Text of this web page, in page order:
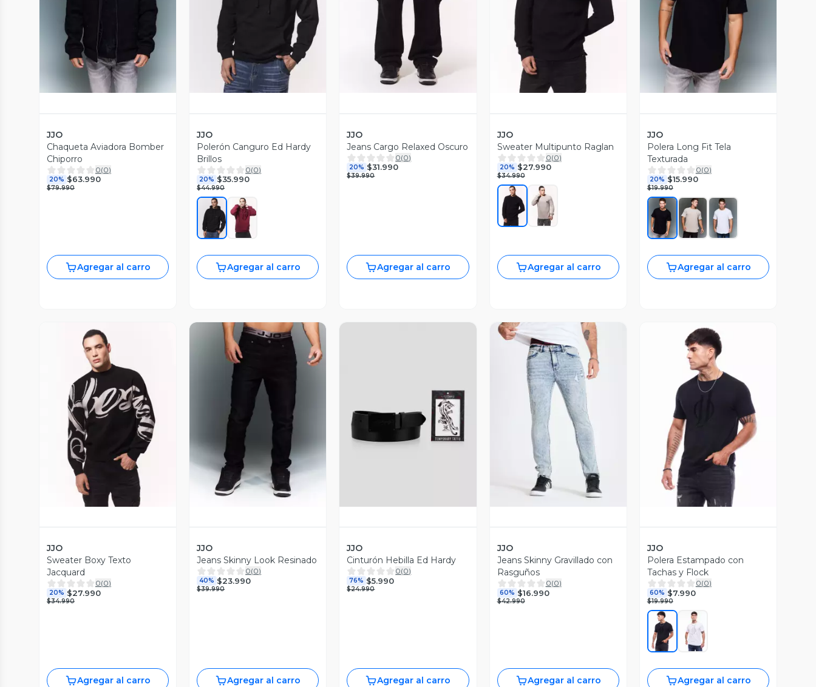
JJO
Chaqueta Aviadora Bomber
Chiporro
0(0)
20% $63.990
$79.990
Agregar al carro
JJO
Polerón Canguro Ed Hardy
Brillos
0(0)
20% $35.990
$44.990
Agregar al carro
Vista Previa
JJO
Jeans Cargo Relaxed Oscuro
0(0)
20% $31.990
$39.990
Agregar al carro
Vista Previa
JJO
Sweater Multipunto Raglan
0(0)
20% $27.990
$34.990
Agregar al carro
Vista Previa
JJO
Polera Long Fit Tela
Texturada
0(0)
20% $15.990
$19.990
Agregar al carro
Vista Previa
JJO
Sweater Boxy Texto
Jacquard
0(0)
20% $27.990
$34.990
Agregar al carro
Vista Previa
JJO
Jeans Skinny Look Resinado
0(0)
40% $23.990
$39.990
Agregar al carro
Vista Previa
JJO
Cinturón Hebilla Ed Hardy
0(0)
76% $5.990
$24.990
Agregar al carro
Vista Previa
JJO
Jeans Skinny Gravillado con
Rasguños
0(0)
60% $16.990
$42.990
Agregar al carro
Vista Previa
JJO
Polera Estampado con
Tachas y Flock
0(0)
60% $7.990
$19.990
Agregar al carro